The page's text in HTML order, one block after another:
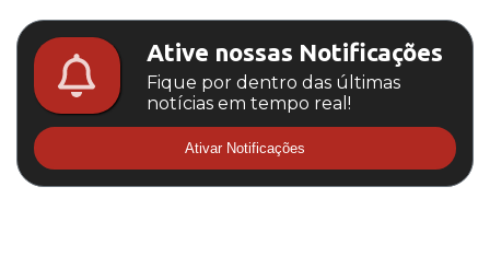
Ative nossas Notificações
Fique por dentro das últimas
notícias em tempo real!
Ativar Notificações